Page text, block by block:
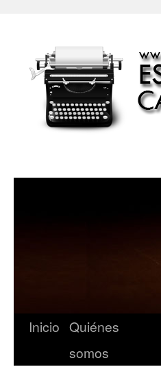
Inicio Quiénes
somos